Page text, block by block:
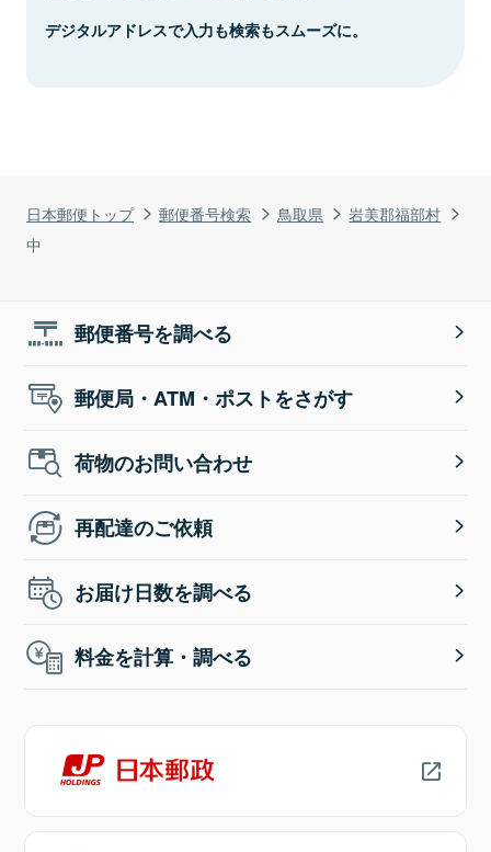
日本郵便トップ 郵便番号検索 鳥取県
岩美郡福部村
中
デジタルアドレスで入力も検索もスムーズに。
郵便番号を調べる
郵便局・ATM・ポストをさがす
荷物のお問い合わせ
再配達のご依頼
お届け日数を調べる
料金を計算・調べる